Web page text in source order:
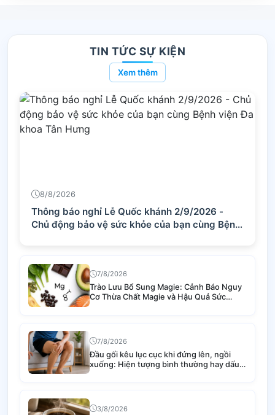
TIN TỨC SỰ KIỆN
Xem thêm
8/8/2026
Thông báo nghỉ Lễ Quốc khánh 2/9/2026 -
Chủ động bảo vệ sức khỏe của bạn cùng Bệnh
7/8/2026
Trào Lưu Bổ Sung Magie: Cảnh Báo Nguy
Cơ Thừa Chất Magie và Hậu Quả Sức
Khỏe
7/8/2026
Đầu gối kêu lục cục khi đứng lên, ngồi
xuống: Hiện tượng bình thường hay dấu
hiệu bệnh lý nguy hiểm?
3/8/2026